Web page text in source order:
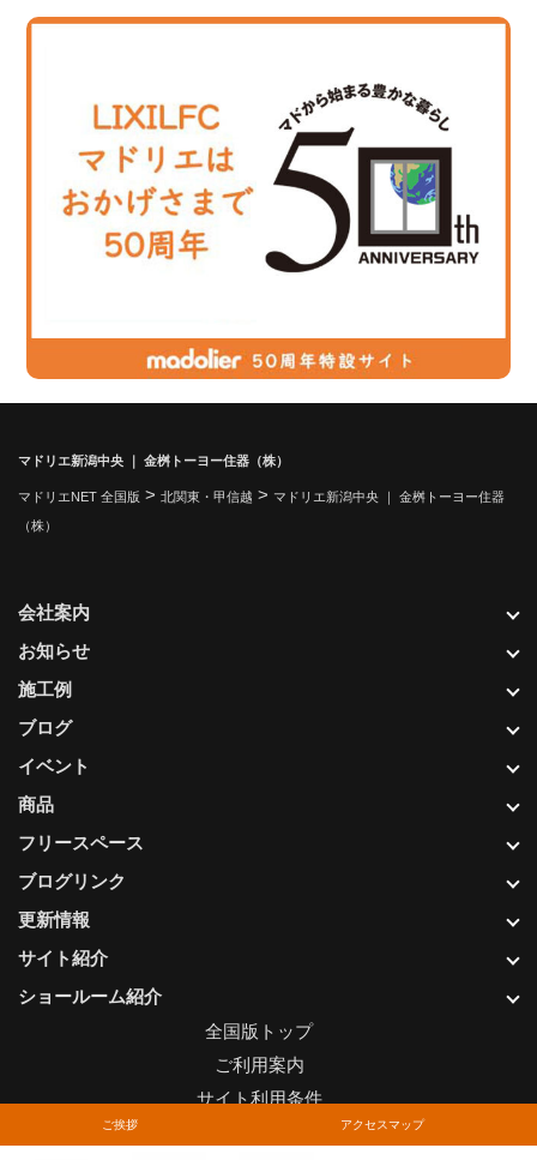
ご挨拶 アクセスマップ
マドリエ新潟中央 ｜ 金桝トーヨー住器（株）
マドリエNET 全国版 > 北関東・甲信越 > マドリエ新潟中央 ｜ 金桝トーヨー住器
（株）
更新情報
サイト紹介
ショールーム紹介
会社案内
お知らせ
施工例
ブログ
イベント
商品
フリースペース
ブログリンク
全国版トップ
ご利用案内
サイト利用条件
プライバシーポリシー